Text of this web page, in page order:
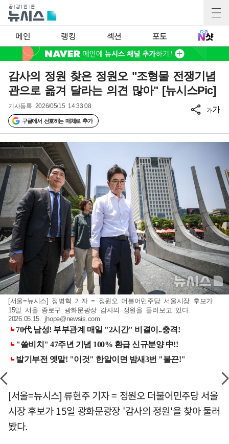
메인 랭킹 섹션 포토
감사의 정원 찾은 정원오 "조형물 전쟁기념
관으로 옮겨 달라는 의견 많아" [뉴시스Pic]
기사등록 2026/05/15 14:33:08
구글에서 선호하는 매체로 추가
가가
[서울=뉴시스] 정병혁 기자 = 정원오 더불어민주당 서울시장 후보가
15일 서울 종로구 광화문광장 감사의 정원을 둘러보고 있다.
2026.05.15. jhope@newsis.com
[서울=뉴시스] 류현주 기자 = 정원오 더불어민주당 서울
시장 후보가 15일 광화문광장 '감사의 정원'을 찾아 둘러
봤다.